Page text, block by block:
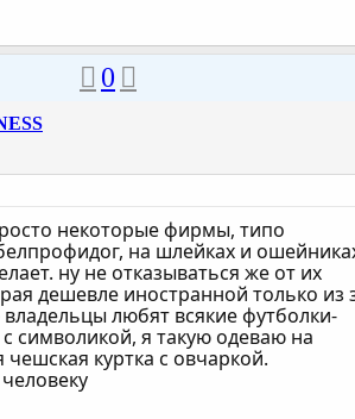
0
некоторые фирмы, типо
на шлейках и
ну не отказываться же от их
дешевле иностранной только из
любят всякие футболки-
символикой, я такую одеваю на
чешская куртка с овчаркой.